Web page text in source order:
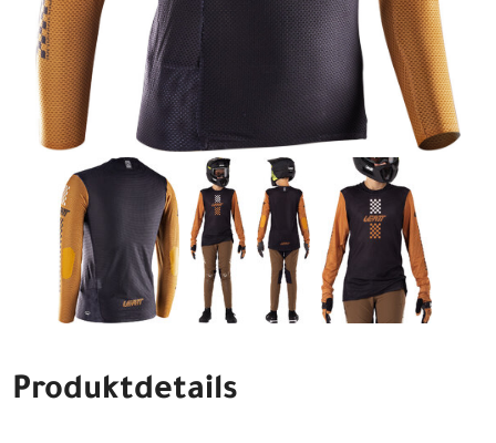
Produktdetails